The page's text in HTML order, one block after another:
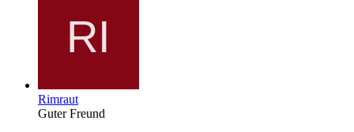
Rimraut
Guter Freund